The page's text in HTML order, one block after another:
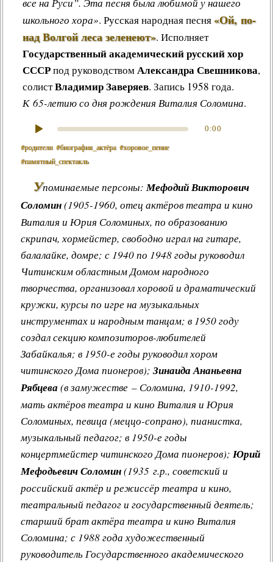
школьного хора». Русская народная песня«Ой, по-
над Волгой леса зеленеют». Исполняет
Государственный академический русский хор
СССРпод руководствомАлександра Свешникова,
солистВладимир Заверяев. Запись 1958 года.
К 65-летию со дня рождения Виталия Соломина.
0:00
#родители #биография_актёра #хоровое_пение
#памятный_спектакль
Упоминаемые персоны:Мефодий Викторович
Соломин(1905-1960, отец актёров театра и кино
Виталия и Юрия Соломиных, по образованию
скрипач, хормейстер, свободно играл на гитаре,
балалайке, домре; с 1940 по 1948 годы руководил
Читинским областным Домом народного
творчества, организовал хоровой и драматический
кружки, курсы по игре на музыкальных
инструментах и народным танцам; в 1950 году
создал секцию композиторов-любителей
Забайкалья; в 1950-е годы руководил хором
читинского Дома пионеров); Зинаида Ананьевна
Рябцева (в замужестве – Соломина, 1910-1992,
мать актёров театра и кино Виталия и Юрия
Соломиных, певица (меццо-сопрано), пианистка,
музыкальный педагог; в 1950-е годы
концертмейстер читинского Дома пионеров); Юрий
Мефодьевич Соломин(1935 г.р., советский и
российский актёр и режиссёр театра и кино,
театральный педагог и государственный деятель;
старший брат актёра театра и кино Виталия
Соломина; с 1988 года художественный
руководитель Государственного академического